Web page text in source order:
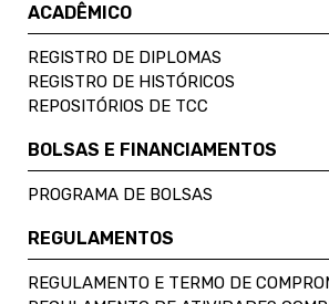
ACADÊMICO
REGISTRO DE DIPLOMAS
REGISTRO DE HISTÓRICOS
REPOSITÓRIOS DE TCC
BOLSAS E FINANCIAMENTOS
PROGRAMA DE BOLSAS
REGULAMENTOS
REGULAMENTO E TERMO DE